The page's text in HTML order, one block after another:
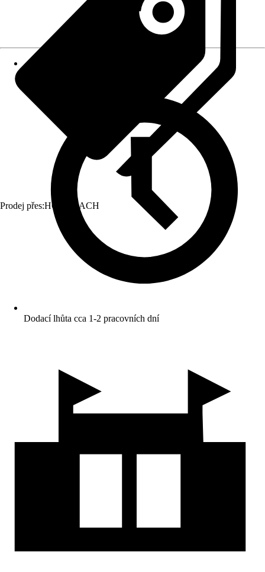
Prodej přes:HORNBACH
Dodací lhůta cca 1-2 pracovních dní